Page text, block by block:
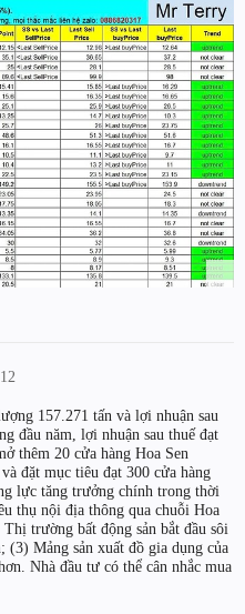
157.271 tấn và lợi nhuận sau
đầu năm, lợi nhuận sau thuế đạt
thêm 20 cửa hàng Hoa Sen
đặt mục tiêu đạt 300 cửa hàng
lực tăng trưởng chính trong thời
thụ nội địa thông qua chuỗi Hoa
trường bất động sản bắt đầu sôi
Mảng sản xuất đồ gia dụng của
Nhà đầu tư có thể cân nhắc mua